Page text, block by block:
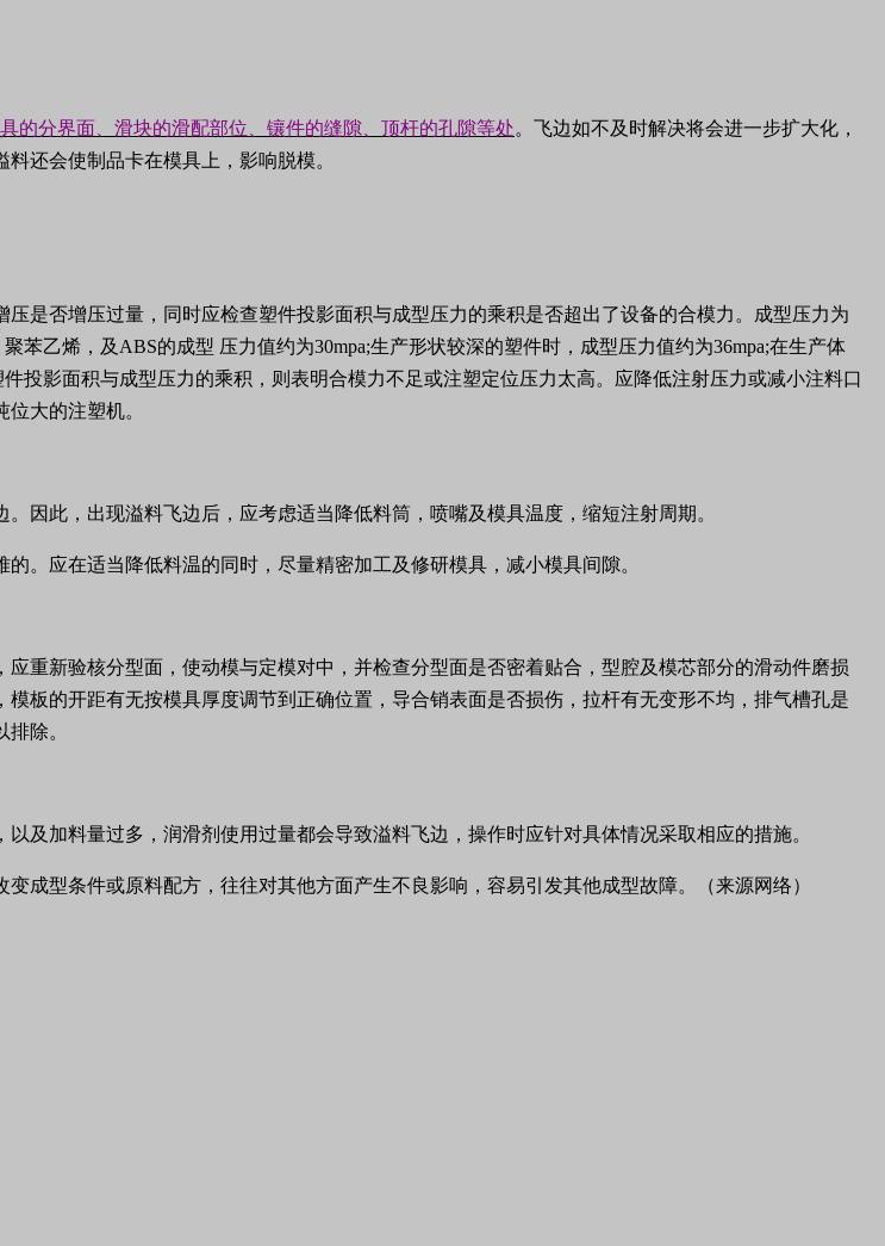
的分界面、滑块的滑配部位、镶件的缝隙、顶杆的孔隙等处。飞边如不及时解决将会进一步扩大化，
还会使制品卡在模具上，影响脱模。
是否增压过量，同时应检查塑件投影面积与成型压力的乘积是否超出了设备的合模力。成型压力为
苯乙烯，及 ABS的成型 压力值约为30mpa;生产形状较深的塑件时，成型压力值约为36mpa;在生产体
投影面积与成型压力的乘积，则表明合模力不足或注塑定位压力太高。应降低注射压力或减小注料口
大的注塑机。
因此，出现溢料飞边后，应考虑适当降低料筒，喷嘴及模具温度，缩短注射周期。
。应在适当降低料温的同时，尽量精密加工及修研模具，减小模具间隙。
重新验核分型面，使动模与定模对中，并检查分型面是否密着贴合，型腔及模芯部分的滑动件磨损
板的开距有无按模具厚度调节到正确位置，导合销表面是否损伤，拉杆有无变形不均，排气槽孔是
除。
及加料量过多，润滑剂使用过量都会导致溢料飞边，操作时应针对具体情况采取相应的措施。
成型条件或原料配方，往往对其他方面产生不良影响，容易引发其他成型故障。（来源网络）